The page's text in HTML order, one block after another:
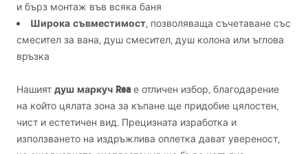
и бърз монтаж във всяка баня
Широка съвместимост, позволяваща съчетаване със
смесител за вана, душ смесител, душ колона или ъглова
връзка
Нашият душ маркуч Rea е отличен избор, благодарение
на който цялата зона за къпане ще придобие цялостен,
чист и естетичен вид. Прецизната изработка и
използването на издръжлива оплетка дават увереност,